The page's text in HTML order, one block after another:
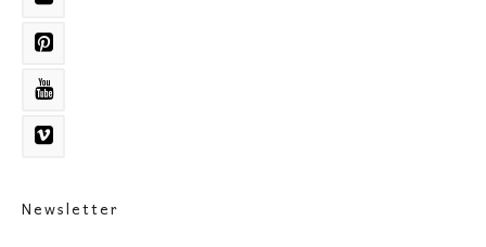
Newsletter